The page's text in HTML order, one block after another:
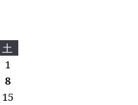
土
1
8
15